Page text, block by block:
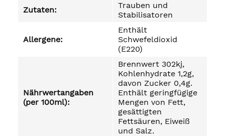
Zutaten:
Trauben und
Stabilisatoren
Allergene:
Enthält
Schwefeldioxid
(E220)
Nährwertangaben
(per 100ml):
Brennwert 302kj,
Kohlenhydrate 1,2g,
davon Zucker 0,4g.
Enthält geringfügige
Mengen von Fett,
gesättigten
Fettsäuren, Eiweiß
und Salz.